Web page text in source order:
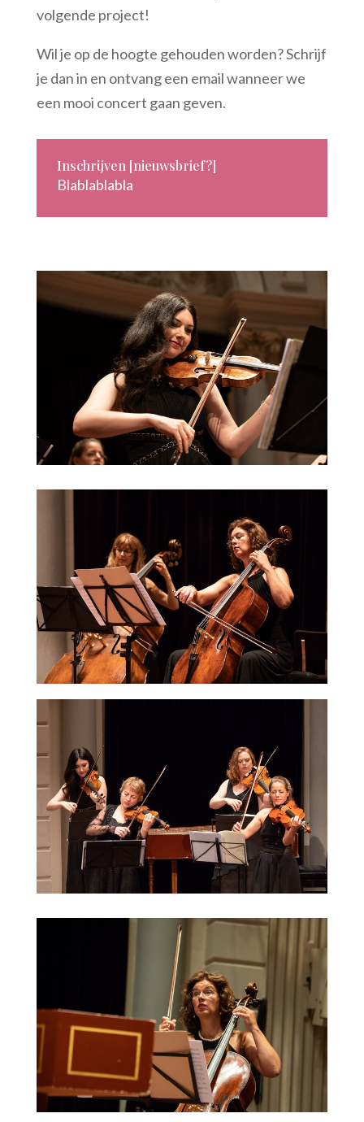
volgende project!
Wil je op de hoogte gehouden worden? Schrijf
je dan in en ontvang een email wanneer we
een mooi concert gaan geven.
Inschrijven [nieuwsbrief?]
Blablablabla